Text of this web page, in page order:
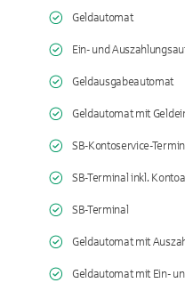
Geldautomat
Ein- und
Geldausgabeautomat
Geldautomat mit
SB-Kontoservice-
SB-Terminal inkl.
SB-Terminal
Geldautomat mit
Geldautomat mit Ein-